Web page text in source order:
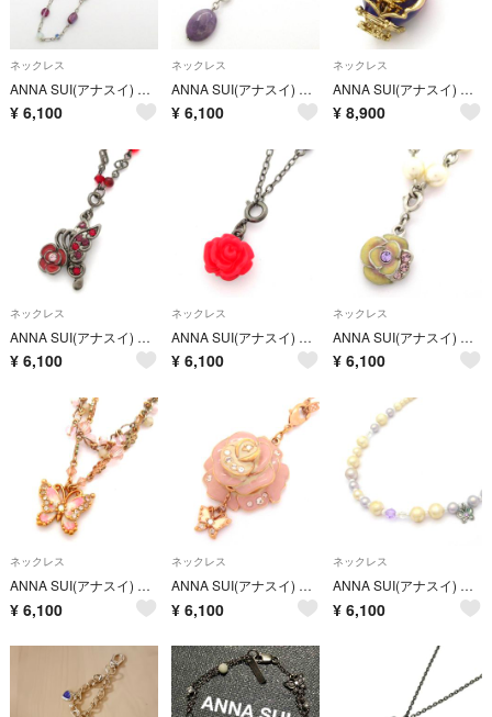
ネックレス
ANNA SUI(アナスイ) ネックレス美品 - シルバー×パープル×ライトブルー ラインストーン/ビーズ/ビジュー
¥ 6,100
ネックレス
ANNA SUI(アナスイ) ネックレス美品 - シルバー×パープル×ライトピンク ラインストーン/バタフライ(蝶)
¥ 6,100
ネックレス
ANNA SUI(アナスイ) ネックレス美品 - ゴールド×パープル×マルチ ラインストーン/白鳥
¥ 8,900
ネックレス
ANNA SUI(アナスイ) ネックレス - シルバー×レッド×マルチ フラワー(花)/ラインストーン/バタフライ(蝶)
¥ 6,100
ネックレス
ANNA SUI(アナスイ) ネックレス - シルバー×黒×レッド フラワー(花)/ビーズ
¥ 6,100
ネックレス
ANNA SUI(アナスイ) ネックレス - シルバー×アイボリー×マルチ フラワー(花)/ビーズ
¥ 6,100
ネックレス
ANNA SUI(アナスイ) ネックレス美品 - ピンクゴールド×ピンク×シルバー ラインストーン/バタフライ(蝶)
¥ 6,100
ネックレス
ANNA SUI(アナスイ) ネックレス - ピンクゴールド×ピンク×マルチ フラワー(花)/ラインストーン/ビーズ
¥ 6,100
ネックレス
ANNA SUI(アナスイ) ネックレス - アイボリー×ライトパープル
¥ 6,100